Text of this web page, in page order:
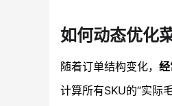
如何动态优化
随着订单结构变化，
计算所有SKU的“实际